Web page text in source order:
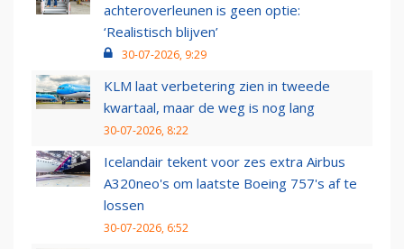
achteroverleunen is geen optie:
‘Realistisch blijven’
30-07-2026, 9:29
KLM laat verbetering zien in tweede
kwartaal, maar de weg is nog lang
30-07-2026, 8:22
Icelandair tekent voor zes extra Airbus
A320neo's om laatste Boeing 757's af te
lossen
30-07-2026, 6:52